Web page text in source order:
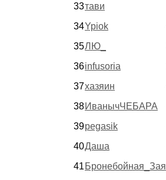
33тави
34Ypiok
35ЛЮ_
36infusoria
37хазяин
38ИванычЧЕБАРА
39pegasik
40Даша
41 Бронебойная_Зая